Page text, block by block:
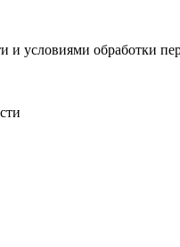
и условиями обработки